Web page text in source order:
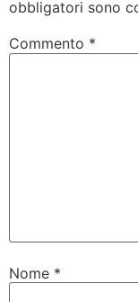
obbligatori sono
Commento *
Nome *